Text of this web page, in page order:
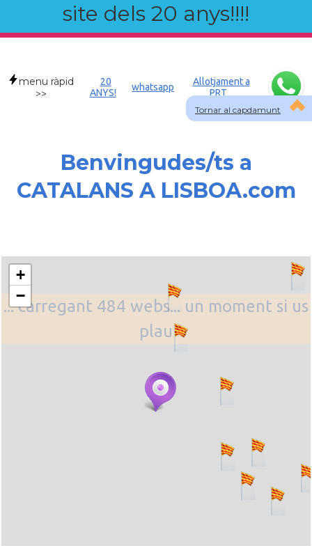
site dels 20 anys!!!!
Tornar al capdamunt
menu ràpid
>>
20
ANYS!
whatsapp
Allotjament a
PRT
Benvingudes/ts a
CATALANS A LISBOA.com
... carregant 484 webs... un moment si us
plau
+
−